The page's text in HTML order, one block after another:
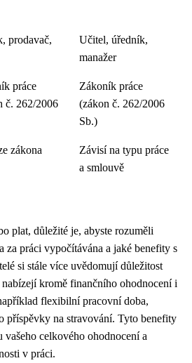
prodavač,
Učitel, úředník,
manažer
práce
č. 262/2006
Zákoník práce
(zákon č. 262/2006
Sb.)
zákona
Závisí na typu práce
a smlouvě
plat, důležité je, abyste rozuměli
za práci vypočítávána a jaké benefity s
si stále více uvědomují důležitost
nabízejí kromě finančního ohodnocení i
flexibilní pracovní doba,
příspěvky na stravování. Tyto benefity
celkového ohodnocení a
v práci.